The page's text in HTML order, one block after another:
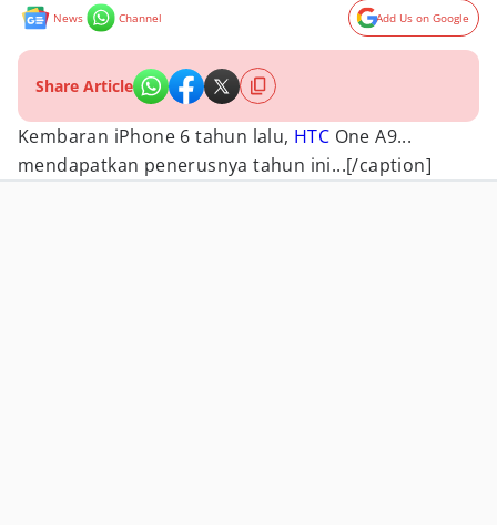
News Channel Add Us on Google
Share Article
Kembaran iPhone 6 tahun lalu, HTC One A9...
mendapatkan penerusnya tahun ini...[/caption]